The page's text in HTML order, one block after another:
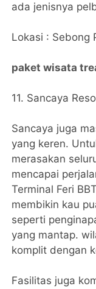
ada jenisnya
Lokasi : Sebong
paket wisata
11. Sancaya
Sancaya juga
yang keren.
merasakan
mencapai
Terminal Feri
membikin kau
seperti
yang mantap.
komplit dengan
Fasilitas juga